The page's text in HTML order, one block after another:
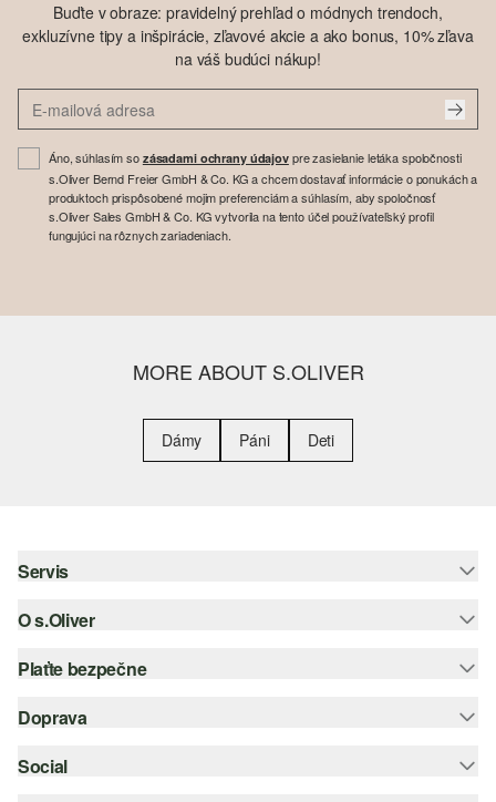
Buďte v obraze: pravidelný prehľad o módnych trendoch,
exkluzívne tipy a inšpirácie, zľavové akcie a ako bonus, 10% zľava
na váš budúci nákup!
Áno, súhlasím so zásadami ochrany údajovpre zasielanie letáka spoločnosti
s.Oliver Bernd Freier GmbH & Co. KG a chcem dostavať informácie o ponukách a
produktoch prispôsobené mojim preferenciám a súhlasím, aby spoločnosť
s.Oliver Sales GmbH & Co. KG vytvorila na tento účel používateľský profil
fungujúci na rôznych zariadeniach.
MORE ABOUT S.OLIVER
Dámy Páni Deti
Servis
Pomoc a FAQ
Nápoveda k veľkostiam
O s.Oliver
Leták
s.Oliver Group
Plaťte bezpečne
Kreditná karta
PayPal
Doprava
Slovenská pošta
Social